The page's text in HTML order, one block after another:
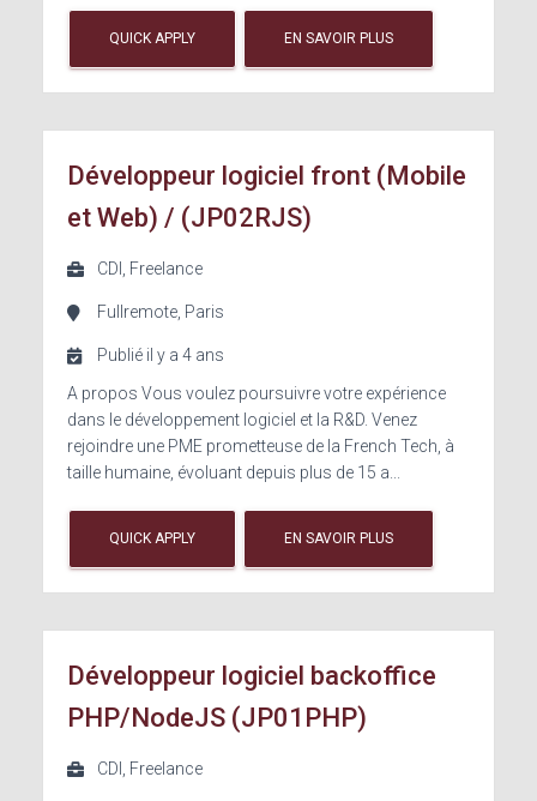
QUICK APPLY EN SAVOIR PLUS
Développeur logiciel front (Mobile
et Web) / (JP02RJS)
CDI, Freelance
Fullremote, Paris
Publié il y a 4 ans
A propos Vous voulez poursuivre votre expérience
dans le développement logiciel et la R&D. Venez
rejoindre une PME prometteuse de la French Tech, à
taille humaine, évoluant depuis plus de 15 a...
QUICK APPLY EN SAVOIR PLUS
Développeur logiciel backoffice
PHP/NodeJS (JP01PHP)
CDI, Freelance